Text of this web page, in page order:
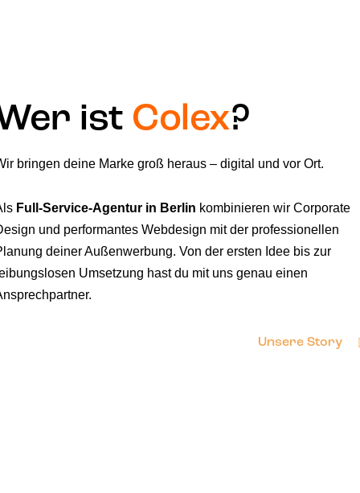
ist Colex?
bringen deine Marke groß heraus – digital und vor Ort.
Full-Service-Agentur in Berlin kombinieren wir Corporate
und performantes Webdesign mit der professionellen
deiner Außenwerbung. Von der ersten Idee bis zur
Umsetzung hast du mit uns genau einen
Unsere Story